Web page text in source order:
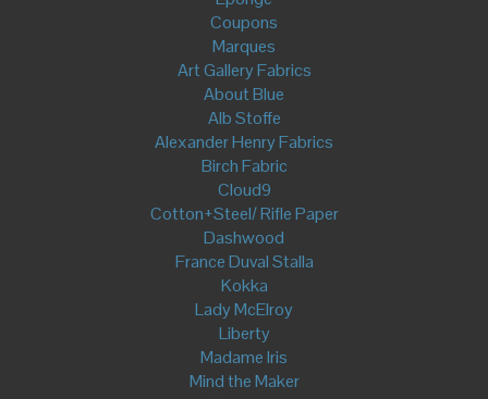
Ecussons Thermocollants
Pin's- Broche
Feutres Textiles
Boîtes à Musique- Hochets
Fil à Coudre
Coton
Polyester
Coton Bio
Bouton, pression, Fermeture et attache
Pression Plastique
Attaches et Boucles
Aiguilles et épingles
Marquage et Traçage
Outils de coupe et de mesure
Règles et centimètres
Ciseaux